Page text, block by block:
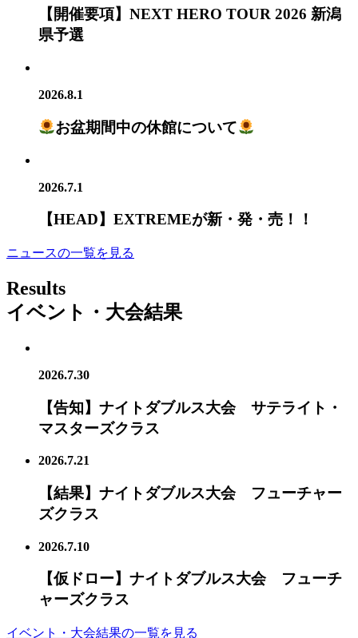
【開催要項】NEXT HERO TOUR 2026 新潟
県予選
2026.8.1
お盆期間中の休館について
2026.7.1
【HEAD】EXTREMEが新・発・売！！
ニュースの一覧を見る
Results
イベント・大会結果
2026.7.30
【告知】ナイトダブルス大会 サテライト・
マスターズクラス
2026.7.21
【結果】ナイトダブルス大会 フューチャー
ズクラス
2026.7.10
【仮ドロー】ナイトダブルス大会 フューチ
ャーズクラス
イベント・大会結果の一覧を見る